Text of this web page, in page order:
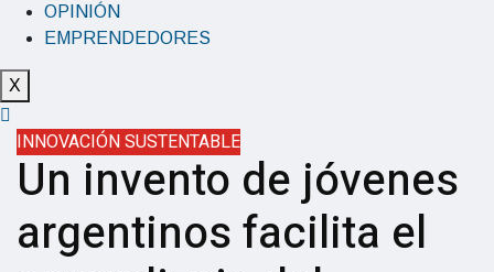
OPINIÓN
EMPRENDEDORES
X
INNOVACIÓN SUSTENTABLE
Un invento de jóvenes
argentinos facilita el